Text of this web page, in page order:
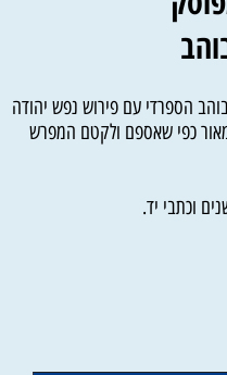
הספרדי עם פירוש נפש יהודה
כפי שאספם ולקטם המפרש
וכתבי יד.